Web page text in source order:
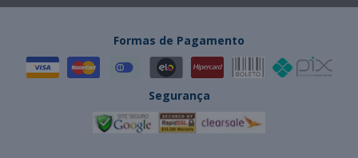
Formas de Pagamento
Segurança